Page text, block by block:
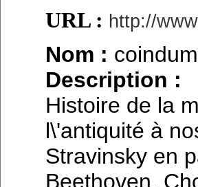
URL : http://
Nom :
Description :
Histoire de la
l\'antiquité à
Stravinsky en
Beethoven,